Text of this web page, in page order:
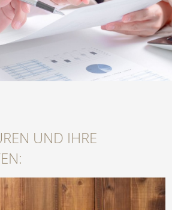
UND IHRE